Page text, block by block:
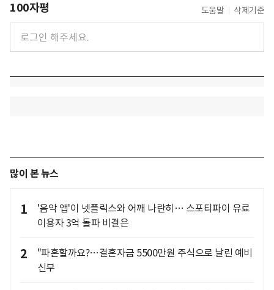
100자평 도움말 삭제기준
많이 본 뉴스
1
'음악 앱'이 넷플릭스와 어깨 나란히… 스포티파이 유료
이용자 3억 돌파 비결은
2
"파혼할까요?…결혼자금 5500만원 주식으로 날린 예비
신부